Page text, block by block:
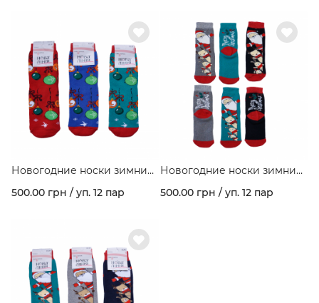
Новогодние носки зимние
махровые с рисунком
"Елочные украшения"
500.00 грн / уп. 12 пар
Новогодние носки зимние
махровые с рисунком
"Зверята" ассорти цветов в
500.00 грн / уп. 12 пар